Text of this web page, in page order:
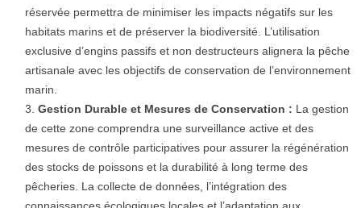
réservée permettra de minimiser les impacts négatifs sur les
habitats marins et de préserver la biodiversité. L’utilisation
exclusive d’engins passifs et non destructeurs alignera la pêche
artisanale avec les objectifs de conservation de l’environnement
marin.
Gestion Durable et Mesures de Conservation : La gestion
de cette zone comprendra une surveillance active et des
mesures de contrôle participatives pour assurer la régénération
des stocks de poissons et la durabilité à long terme des
pêcheries. La collecte de données, l’intégration des
connaissances écologiques locales et l’adaptation aux